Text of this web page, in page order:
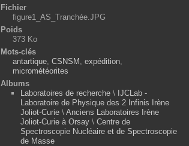
Fichier
figure1_AS_Tranchée.JPG
Poids
373 Ko
Mots-clés
antartique, CSNSM expédition,
micrométéorites
Albums
Laboratoires de recherche\ IJCLab -
Laboratoire de Physique des 2 Infinis Irène
Joliot-Curie\ Anciens Laboratoires Irène
Joliot-Curie à Orsay\ Centre de
Spectroscopie Nucléaire et de Spectroscopie
de Masse